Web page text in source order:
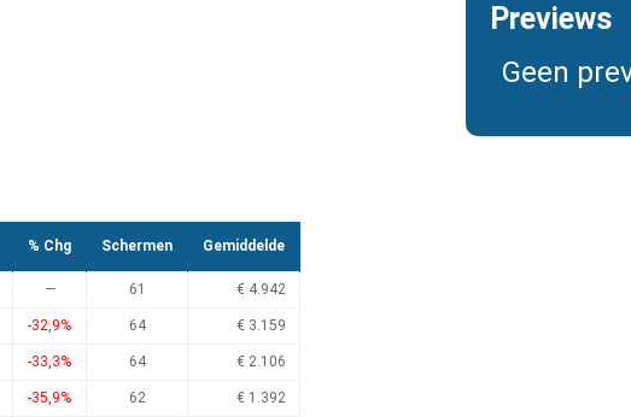
% Chg Schermen Gemiddelde
— 61 € 4.942
-32,9% 64 € 3.159
-33,3% 64 € 2.106
-35,9% 62 € 1.392
Previews
Geen